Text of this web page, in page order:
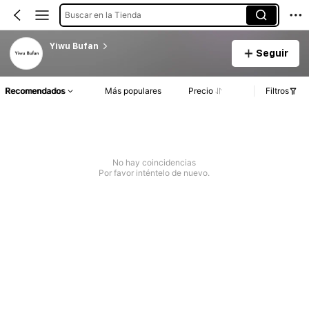
Buscar en la Tienda
Yiwu Bufan
Seguir
Recomendados Más populares Precio Filtros
No hay coincidencias
Por favor inténtelo de nuevo.